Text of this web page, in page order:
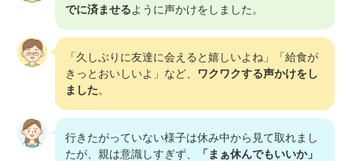
でに済ませるように声かけをしました。
「久しぶりに友達に会えると嬉しいよね」「給食が
きっとおいしいよ」など、 ワクワクする声かけをし
ました。
行きたがっていない様子は休み中から見て取れまし
たが、親は意識しすぎず、
「まぁ休んでもいいか」